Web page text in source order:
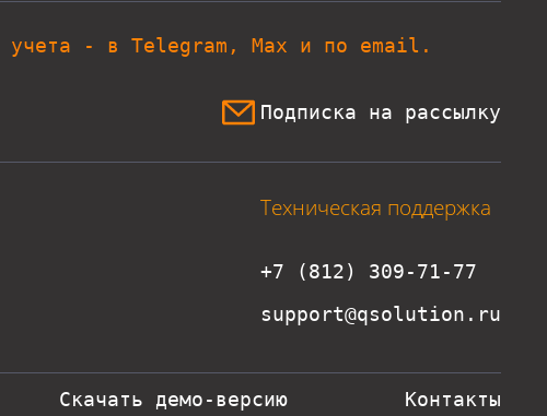
учета - в Telegram, Max и по email.
Подписка на рассылку
Техническая поддержка
+7 (812) 309-71-77
support@qsolution.ru
Скачать демо-версию Контакты